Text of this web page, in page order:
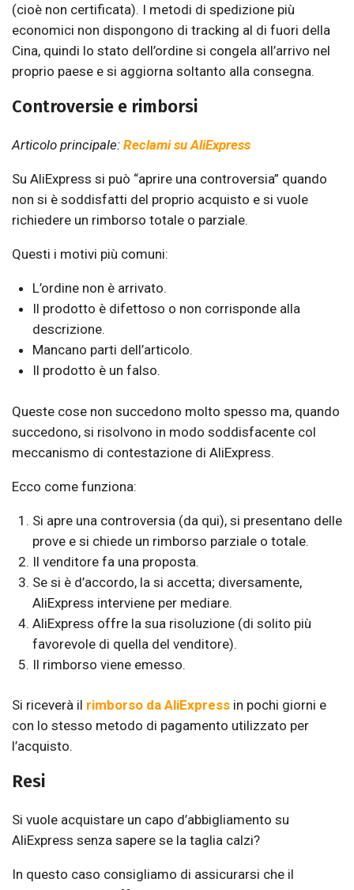
(cioè non certificata). I metodi di spedizione più
economici non dispongono di tracking al di fuori della
Cina, quindi lo stato dell’ordine si congela all’arrivo nel
proprio paese e si aggiorna soltanto alla consegna.
Controversie e rimborsi
Articolo principale: Reclami su AliExpress
Su AliExpress si può “aprire una controversia” quando
non si è soddisfatti del proprio acquisto e si vuole
richiedere un rimborso totale o parziale.
Questi i motivi più comuni:
L’ordine non è arrivato.
Il prodotto è difettoso o non corrisponde alla
descrizione.
Mancano parti dell’articolo.
Il prodotto è un falso.
Queste cose non succedono molto spesso ma, quando
succedono, si risolvono in modo soddisfacente col
meccanismo di contestazione di AliExpress.
Ecco come funziona:
Si apre una controversia (da qui), si presentano delle
prove e si chiede un rimborso parziale o totale.
Il venditore fa una proposta.
Se si è d’accordo, la si accetta; diversamente,
AliExpress interviene per mediare.
AliExpress offre la sua risoluzione (di solito più
favorevole di quella del venditore).
Il rimborso viene emesso.
Si riceverà il rimborso da AliExpress in pochi giorni e
con lo stesso metodo di pagamento utilizzato per
l’acquisto.
Resi
Si vuole acquistare un capo d’abbigliamento su
AliExpress senza sapere se la taglia calzi?
In questo caso consigliamo di assicurarsi che il